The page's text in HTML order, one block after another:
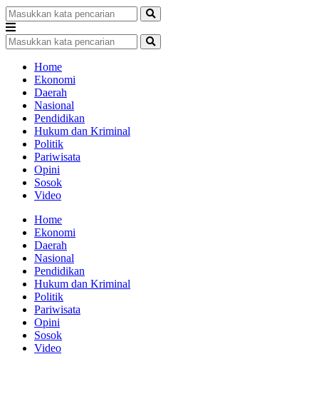
Home
Ekonomi
Daerah
Nasional
Pendidikan
Hukum dan Kriminal
Politik
Pariwisata
Opini
Sosok
Video
Home
Ekonomi
Daerah
Nasional
Pendidikan
Hukum dan Kriminal
Politik
Pariwisata
Opini
Sosok
Video